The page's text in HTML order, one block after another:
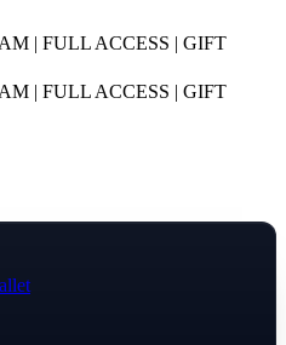
| FULL ACCESS | GIFT
| FULL ACCESS | GIFT